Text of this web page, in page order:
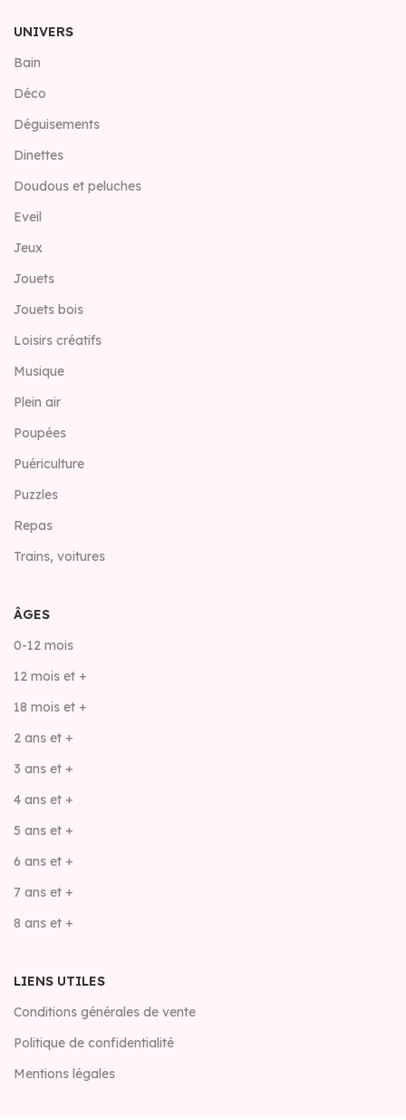
UNIVERS
Bain
Déco
Déguisements
Dinettes
Doudous et peluches
Eveil
Jeux
Jouets
Jouets bois
Loisirs créatifs
Musique
Plein air
Poupées
Puériculture
Puzzles
Repas
Trains, voitures
ÂGES
0-12 mois
12 mois et +
18 mois et +
2 ans et +
3 ans et +
4 ans et +
5 ans et +
6 ans et +
7 ans et +
8 ans et +
LIENS UTILES
Conditions générales de vente
Politique de confidentialité
Mentions légales